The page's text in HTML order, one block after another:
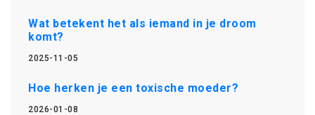
Wat betekent het als iemand in je droom
komt?
2025-11-05
Hoe herken je een toxische moeder?
2026-01-08